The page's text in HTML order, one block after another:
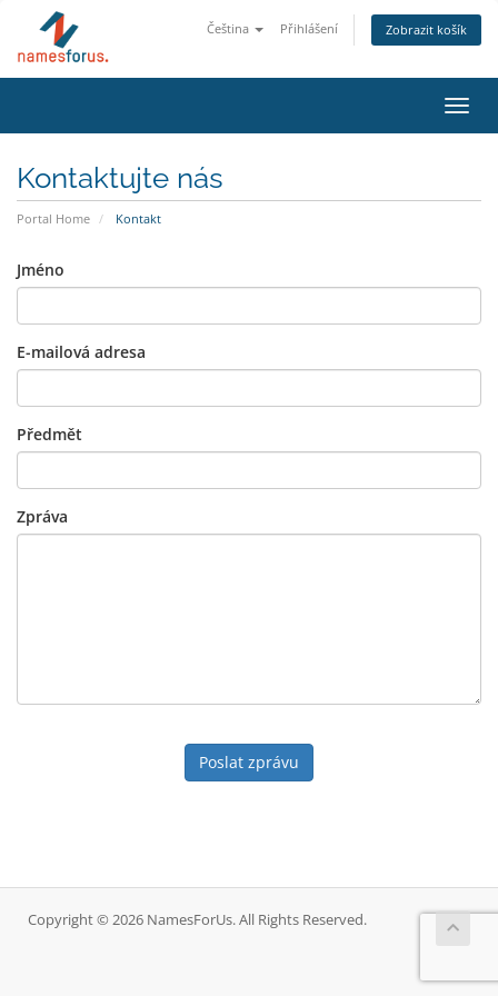
Čeština Přihlášení Zobrazit košík
Kontaktujte nás
Portal Home Kontakt
Jméno
E-mailová adresa
Předmět
Zpráva
Poslat zprávu
Copyright © 2026 NamesForUs. All Rights Reserved.